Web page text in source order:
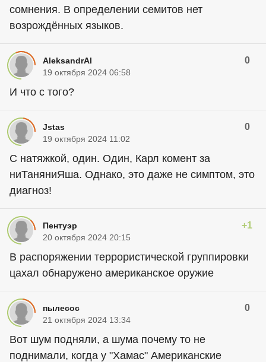
сомнения. В определении семитов нет
возрождённых языков.
AleksandrAl 0
19 октября 2024 06:58
И что с того?
Jstas 0
19 октября 2024 11:02
С натяжкой, один. Один, Карл комент за
ниТаняниЯша. Однако, это даже не симптом, это
диагноз!
Пентуэр +1
20 октября 2024 20:15
В распоряжении террористической группировки
цахал обнаружено американское оружие
пылесос 0
21 октября 2024 13:34
Вот шум подняли, а шума почему то не
поднимали, когда у "Хамас" Американские